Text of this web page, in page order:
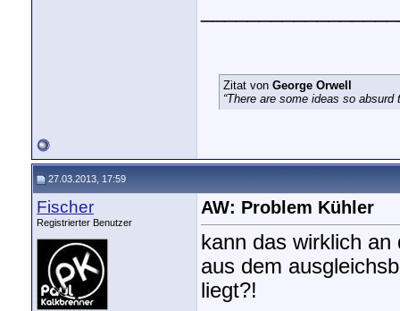
Zitat von George Orwell
“There are some ideas so
27.03.2013, 17:59
Fischer
Registrierter Benutzer
AW: Problem Kühler
kann das wirklich
aus dem
liegt?!